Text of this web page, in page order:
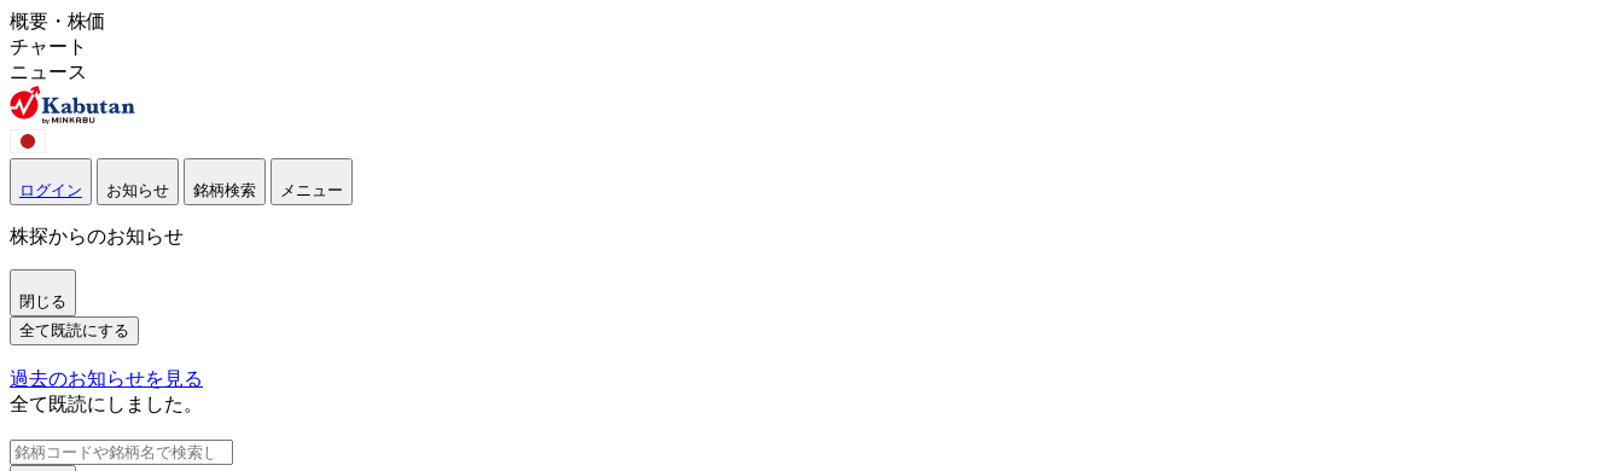
概要・株価
チャート
ニュース
ログイン お知らせ 銘柄検索 メニュー
株探からのお知らせ
閉じる
全て既読にする
過去のお知らせを見る
全て既読にしました。